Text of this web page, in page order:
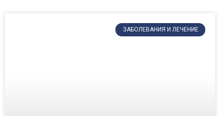
ЗАБОЛЕВАНИЯ И ЛЕЧЕНИЕ